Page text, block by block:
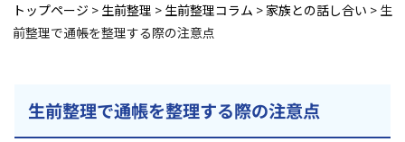
トップページ > 生前整理 > 生前整理コラム >家族との話し合い > 生
前整理で通帳を整理する際の注意点
生前整理で通帳を整理する際の注意点